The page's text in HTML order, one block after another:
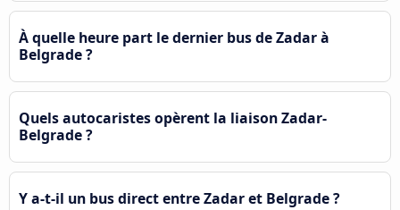
À quelle heure part le dernier bus de Zadar à
Belgrade ?
Quels autocaristes opèrent la liaison Zadar-
Belgrade ?
Y a-t-il un bus direct entre Zadar et Belgrade ?